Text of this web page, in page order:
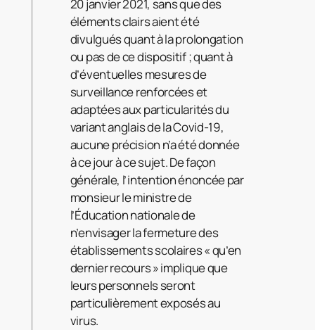
20 janvier 2021, sans que des
éléments clairs aient été
divulgués quant à la prolongation
ou pas de ce dispositif ; quant à
d’éventuelles mesures de
surveillance renforcées et
adaptées aux particularités du
variant anglais de la Covid-19,
aucune précision n’a été donnée
à ce jour à ce sujet. De façon
générale, l’intention énoncée par
monsieur le ministre de
l’Éducation nationale de
n’envisager la fermeture des
établissements scolaires « qu’en
dernier recours » implique que
leurs personnels seront
particulièrement exposés au
virus.